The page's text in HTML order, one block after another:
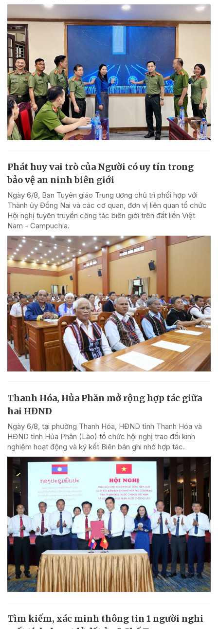
Phát huy vai trò của Người có uy tín trong
bảo vệ an ninh biên giới
Ngày 6/8, Ban Tuyên giáo Trung ương chủ trì phối hợp với
Thành ủy Đồng Nai và các cơ quan, đơn vị liên quan tổ chức
Hội nghị tuyên truyền công tác biên giới trên đất liền Việt
Nam - Campuchia.
Thanh Hóa, Hủa Phăn mở rộng hợp tác giữa
hai HĐND
Ngày 6/8, tại phường Thanh Hóa, HĐND tỉnh Thanh Hóa và
HĐND tỉnh Hủa Phăn (Lào) tổ chức hội nghị trao đổi kinh
nghiệm hoạt động và ký kết Biên bản ghi nhớ hợp tác.
Tìm kiếm, xác minh thông tin 1 người nghi